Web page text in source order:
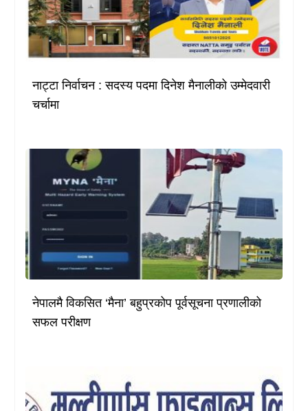
नाट्टा निर्वाचन : सदस्य पदमा दिनेश मैनालीको उम्मेदवारी
चर्चामा
नेपालमै विकसित ‘मैना’ बहुप्रकोप पूर्वसूचना प्रणालीको
सफल परीक्षण